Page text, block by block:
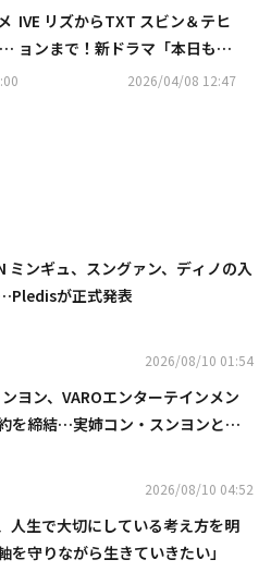
IVE リズからTXT スビン＆テヒ
ョンまで！新ドラマ「本日も完
売しました」OST第1弾ライン
2026/04/08 12:47
ミンギュ、スングァン、ディノの入
が正式発表
2026/08/10 01:54
ヨン、VAROエンターテインメン
を締結…実姉コン・スンヨンと同
2026/08/10 04:52
人生で大切にしている考え方を明
を守りながら生きていきたい」